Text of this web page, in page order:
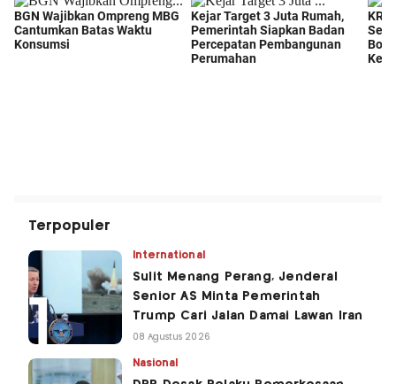
Terpopuler
International
Sulit Menang Perang, Jenderal
Senior AS Minta Pemerintah
Trump Cari Jalan Damai Lawan Iran
08 Agustus 2026
Nasional